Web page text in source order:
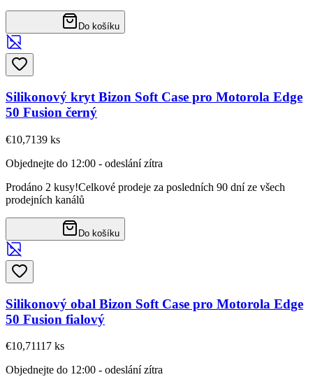
Do košíku
Silikonový kryt Bizon Soft Case pro Motorola Edge
50 Fusion černý
€10,7139 ks
Objednejte do 12:00 - odeslání zítra
Prodáno 2 kusy!Celkové prodeje za posledních 90 dní ze všech
prodejních kanálů
Do košíku
Silikonový obal Bizon Soft Case pro Motorola Edge
50 Fusion fialový
€10,71117 ks
Objednejte do 12:00 - odeslání zítra